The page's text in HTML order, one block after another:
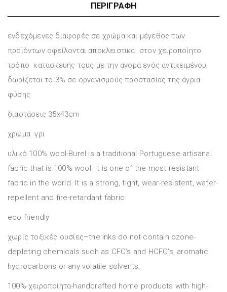
ΠΕΡΙΓΡΑΦΉ
ενδεχόμενες διαφορές σε χρώμα και μέγεθος των
προϊόντων οφείλονται αποκλειστικά στον χειροποίητο
τρόπο κατασκευής τους με την αγορά ενός αντικειμένου
δωρίζεται το 3% σε οργανισμούς προστασίας της άγρια
φύσης
διαστάσεις 35x43cm
χρώμα γρι
υλικό 100% wool-Burel is a traditional Portuguese artisanal
fabric that is 100% wool. It is one of the most resistant
fabric in the world. It is a strong, tight, wear-resistent, water-
repellent and fire-retardant fabric
eco friendly
χωρίς τοξικές ουσίες–the inks do not contain ozone-
depleting chemicals such as CFC’s and HCFC’s, aromatic
hydrocarbons or any volatile solvents.
100% χειροποίητα-handcrafted home products with high-